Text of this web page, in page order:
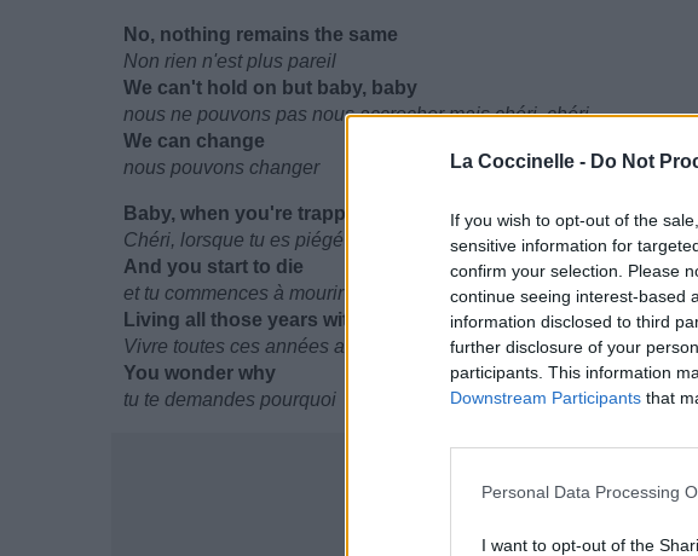
La Coccinelle - Do Not
If you wish to opt-out of the
sensitive information for
confirm your selection. Please
continue seeing interest-based
information disclosed to third
further disclosure of your
participants. This information
Downstream Participants that
Personal Data Processing
I want to opt-out of the
No, nothing remains the same
Non rien n'est plus pareil
We can't hold on but baby, baby
nous ne pouvons pas nous accrocher mais chéri, chéri
We can change
nous pouvons changer
Baby, when you're trapped something snaps
Chéri, lorsque tu es piégé quelque chose claque
And you start to die
et tu commences à mourir
Living all those years with our fears and
Vivre toutes ces années avec nos peurs et
You wonder why
tu te demandes pourquoi